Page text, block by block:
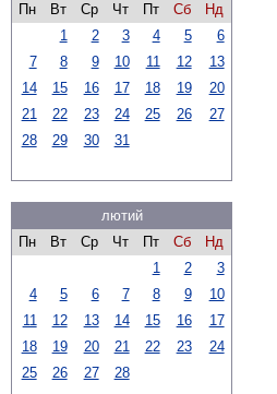
Пн
Вт Ср Чт Пт Сб
Нд
1
2 3 4 5
6
7
8 9 10 11 12
13
14
15 16 17 18 19
20
21
22 23 24 25 26
27
28
29 30 31
лютий
Пн
Вт Ср Чт Пт Сб
Нд
1
2
3
4
5 6 7 8 9
10
11
12 13 14 15 16
17
18
19 20 21 22 23
24
25
26 27 28